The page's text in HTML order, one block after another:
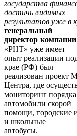
государства
достичь видимых
результатов уже в
генеральный
директор
«РНТ» уже имеет
опыт реализации
крае (РФ) был
реализован проект
Центра, где
мониторинг
автомобили скорой
помощи, городские
и школьные
автобусы.